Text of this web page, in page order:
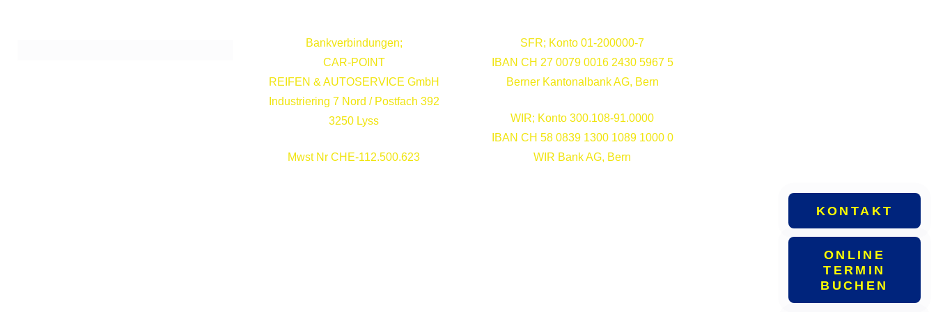
Bankverbindungen;
CAR-POINT
REIFEN & AUTOSERVICE GmbH
Industriering 7 Nord / Postfach 392
3250 Lyss
Mwst Nr CHE-112.500.623
SFR; Konto 01-200000-7
IBAN CH 27 0079 0016 2430 5967 5
Berner Kantonalbank AG, Bern
WIR; Konto 300.108-91.0000
IBAN CH 58 0839 1300 1089 1000 0
WIR Bank AG, Bern
KONTAKT
ONLINE
TERMIN
BUCHEN